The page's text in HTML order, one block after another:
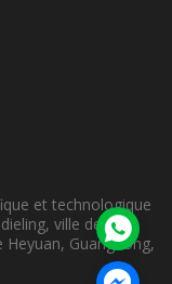
et technologique
ville de
Guangdong,